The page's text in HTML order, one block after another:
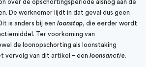
over de opschortingsperiode alsnog aan de
De werknemer lijdt in dat geval dus geen
is anders bij een loonstop, die eerder wordt
Ter voorkoming van
de loonopschorting als loonstaking
vervolg van dit artikel – een loonsanctie.